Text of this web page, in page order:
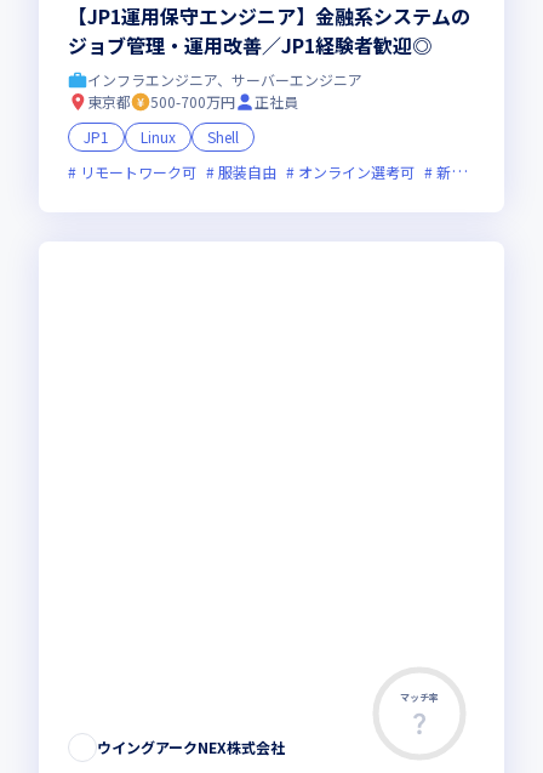
【JP1運用保守エンジニア】金融系システムの
ジョブ管理・運用改善／JP1経験者歓迎◎
インフラエンジニア、サーバーエンジニア
東京都
500-700万円
正社員
JP1
Linux
Shell
リモートワーク可
服装自由 オンライン選考可 新技術に積極的
マッチ率
ウイングアークNEX株式会社